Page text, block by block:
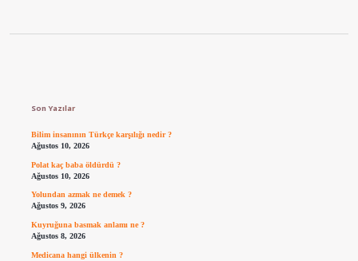
Son Yazılar
Bilim insanının Türkçe karşılığı nedir ?
Ağustos 10, 2026
Polat kaç baba öldürdü ?
Ağustos 10, 2026
Yolundan azmak ne demek ?
Ağustos 9, 2026
Kuyruğuna basmak anlamı ne ?
Ağustos 8, 2026
Medicana hangi ülkenin ?